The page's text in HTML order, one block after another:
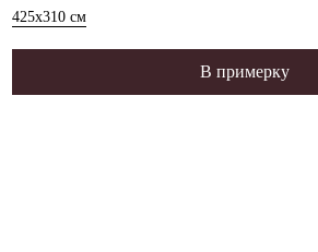
425x310 см
В примерку